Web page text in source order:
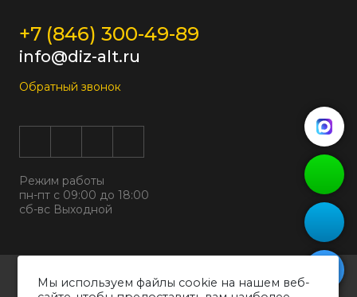
+7 (846) 300-49-89
info@diz-alt.ru
Обратный звонок
Режим работы
пн-пт с 09:00 до 18:00
сб-вс Выходной
Все права защищены © 2026
Мы используем файлы cookie на нашем веб-